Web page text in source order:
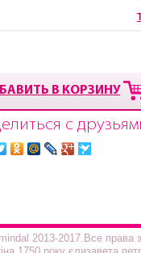
В КОРЗИНУ
с
2013-2017.Все